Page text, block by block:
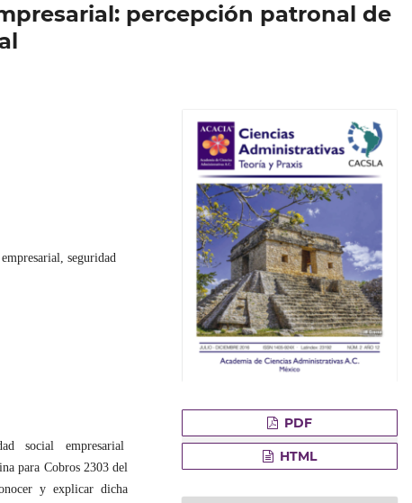
percepción patronal de
seguridad
social empresarial
para Cobros 2303 del
y explicar dicha
PDF
HTML